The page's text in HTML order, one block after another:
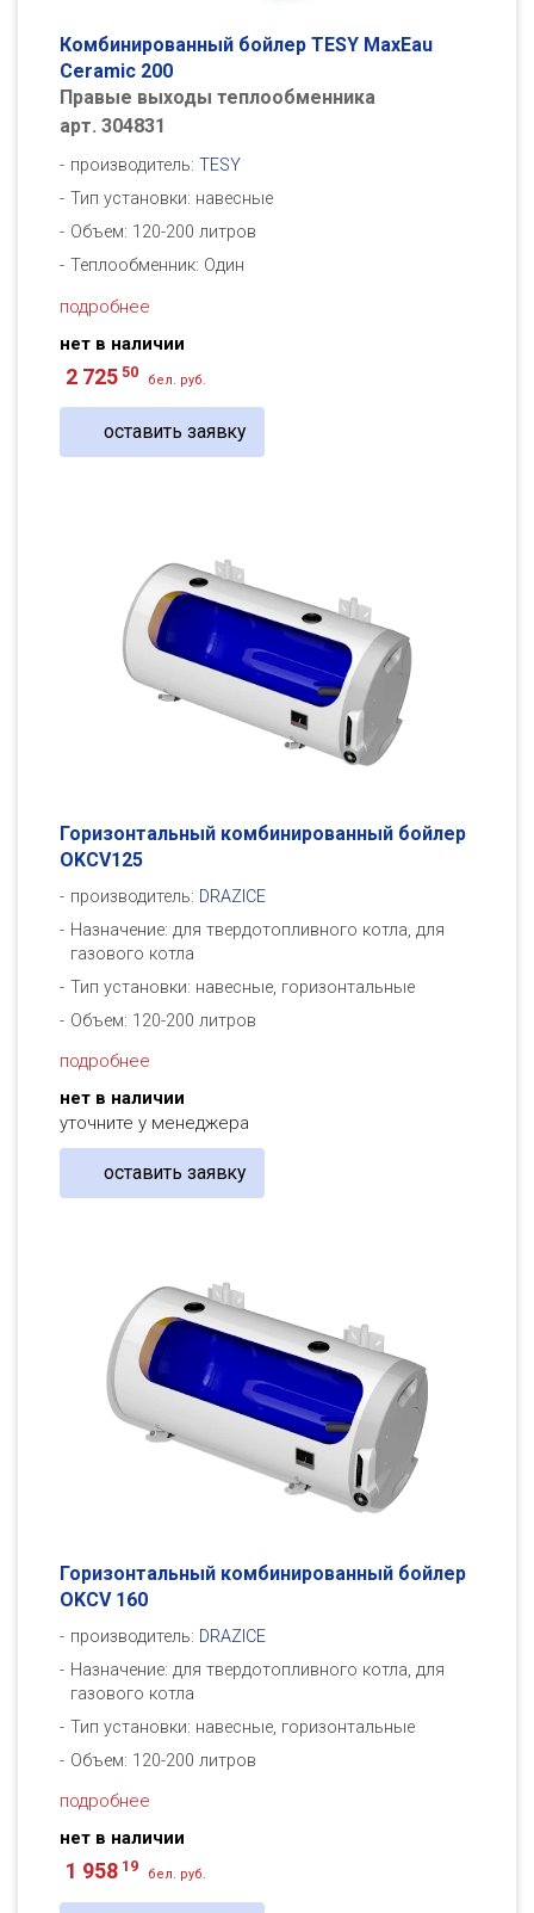
Комбинированный бойлер TESY MaxEau
Ceramic 200
Правые выходы теплообменника
арт. 304831
производитель: TESY
Тип установки: навесные
Объем: 120-200 литров
Теплообменник: Один
подробнее
нет в наличии
2 725 50 бел. руб.
оставить заявку
Горизонтальный комбинированный бойлер
OKCV125
производитель: DRAZICE
Назначение: для твердотопливного котла, для
газового котла
Тип установки: навесные, горизонтальные
Объем: 120-200 литров
подробнее
нет в наличии
уточните у менеджера
оставить заявку
Горизонтальный комбинированный бойлер
OKCV 160
производитель: DRAZICE
Назначение: для твердотопливного котла, для
газового котла
Тип установки: навесные, горизонтальные
Объем: 120-200 литров
подробнее
нет в наличии
1 958 19 бел. руб.